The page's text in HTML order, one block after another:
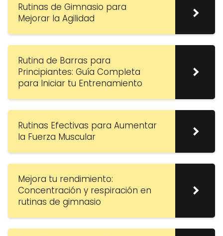
Rutinas de Gimnasio para
Mejorar la Agilidad
Rutina de Barras para
Principiantes: Guía Completa
para Iniciar tu Entrenamiento
Rutinas Efectivas para Aumentar
la Fuerza Muscular
Mejora tu rendimiento:
Concentración y respiración en
rutinas de gimnasio